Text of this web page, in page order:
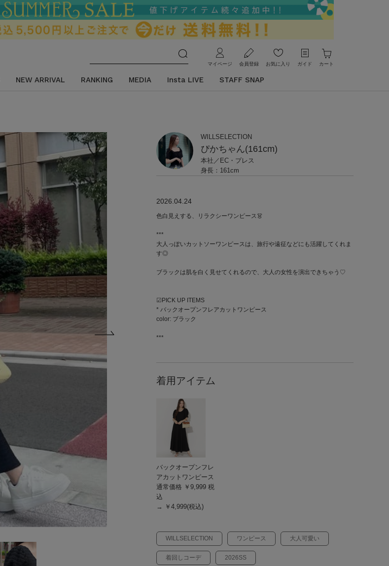
マイページ 会員登録 お気に入り ガイド カート
NEW ARRIVAL RANKING MEDIA Insta LIVE STAFF SNAP
2026.04.24
WILLSELECTION
本社／EC・プレス
ぴかちゃん(161cm)
身長：161cm
色白見えする、リラクシーワンピース👗
***
大人っぽいカットソーワンピースは、旅行や遠征などにも活躍してくれま
す◎
ブラックは肌を白く見せてくれるので、大人の女性を演出できちゃう♡
☑︎PICK UP ITEMS
* バックオープンフレアカットワンピース
color: ブラック
***
WILLSELECTION ワンピース 大人可愛い
着回しコーデ 2026SS
着用アイテム
バックオープンフレ
アカットワンピース
通常価格 ￥9,999 税
込
→ ￥4,999(税込)